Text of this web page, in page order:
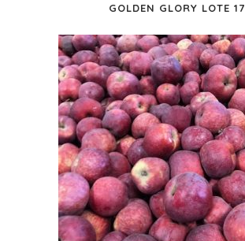
GOLDEN GLORY LOTE 17